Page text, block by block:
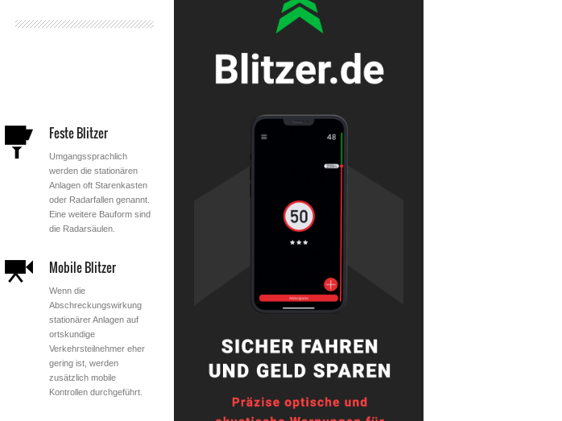
Feste Blitzer
Umgangssprachlich
werden die stationären
Anlagen oft Starenkasten
oder Radarfallen genannt.
Eine weitere Bauform sind
die Radarsäulen.
Mobile Blitzer
Wenn die
Abschreckungswirkung
stationärer Anlagen auf
ortskundige
Verkehrsteilnehmer eher
gering ist, werden
zusätzlich mobile
Kontrollen durchgeführt.